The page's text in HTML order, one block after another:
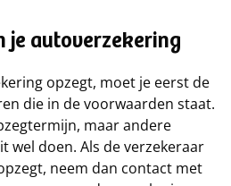
je autoverzekering
opzegt, moet je eerst de
die in de voorwaarden staat.
maar andere
wel doen. Als de verzekeraar
neem dan contact met